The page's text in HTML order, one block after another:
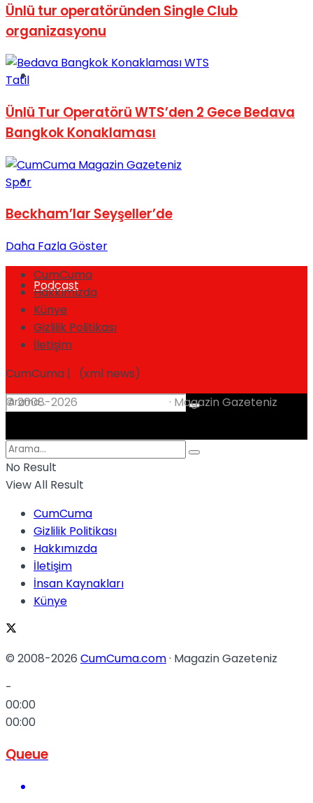
Podcast
No Result
View All Result
Ünlü tur operatöründen Single Club
organizasyonu
Tatil
Ünlü Tur Operatörü WTS’den 2 Gece Bedava
Bangkok Konaklaması
Spor
Beckham’lar Seyşeller’de
Daha Fazla Göster
CumCuma
Hakkımızda
Künye
Gizlilik Politikası
İletişim
CumCuma | (xml news)
© 2008-2026
· Magazin Gazeteniz
No Result
View All Result
CumCuma
Gizlilik Politikası
Hakkımızda
İletişim
İnsan Kaynakları
Künye
© 2008-2026 CumCuma.com· Magazin Gazeteniz
-
00:00
00:00
Queue